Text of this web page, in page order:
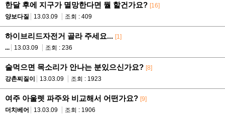
한달 후에 지구가 멸망한다면 뭘 할건가요? [16]
양보다질
13.03.09 조회 : 409
하이브리드자전거 골라 주세요... [1]
...
13.03.09 조회 : 236
술먹으면 목소리가 안나는 분있으신가요? [8]
강촌찌질이
13.03.09 조회 : 1923
여주 아울렛 파주와 비교해서 어떤가요? [9]
더치베어
13.03.09 조회 : 1906